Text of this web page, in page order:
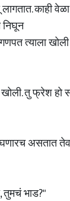
काही वेळा
त्याला
तु फ्रेश हो
असतात
तुमचं भाड?"